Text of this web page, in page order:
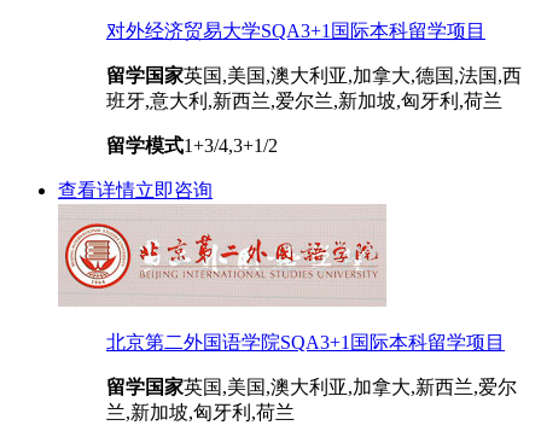
对外经济贸易大学SQA3+1国际本科留学项目
留学国家英国,美国,澳大利亚,加拿大,德国,法国,西
班牙,意大利,新西兰,爱尔兰,新加坡,匈牙利,荷兰
留学模式1+3/4,3+1/2
查看详情立即咨询
北京第二外国语学院SQA3+1国际本科留学项目
留学国家英国,美国,澳大利亚,加拿大,新西兰,爱尔
兰,新加坡,匈牙利,荷兰